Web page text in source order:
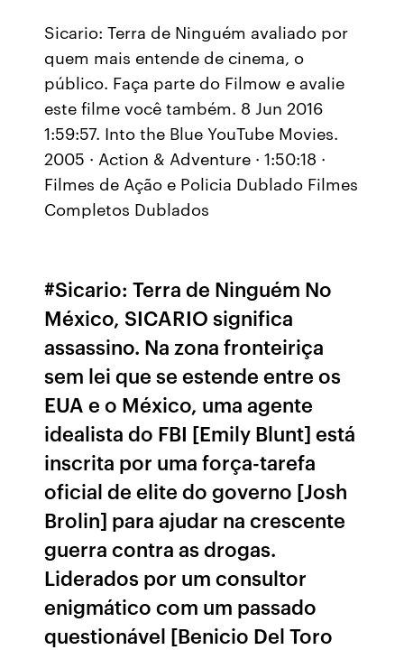
Sicario: Terra de Ninguém avaliado por
quem mais entende de cinema, o
público. Faça parte do Filmow e avalie
este filme você também. 8 Jun 2016
1:59:57. Into the Blue YouTube Movies.
2005 · Action & Adventure · 1:50:18 ·
Filmes de Ação e Policia Dublado Filmes
Completos Dublados
#Sicario: Terra de Ninguém No
México, SICARIO significa
assassino. Na zona fronteiriça
sem lei que se estende entre os
EUA e o México, uma agente
idealista do FBI [Emily Blunt] está
inscrita por uma força-tarefa
oficial de elite do governo [Josh
Brolin] para ajudar na crescente
guerra contra as drogas.
Liderados por um consultor
enigmático com um passado
questionável [Benicio Del Toro